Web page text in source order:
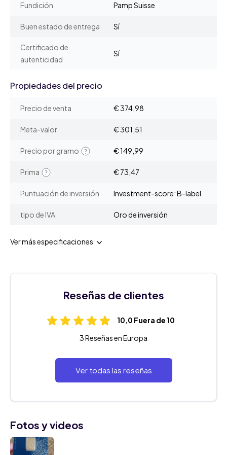
Fundición Pamp Suisse
Buen estado de entrega Sí
Certificado de
autenticidad
Sí
Propiedades del precio
Precio de venta € 374,98
Meta-valor € 301,51
Precio por gramo € 149,99
Prima € 73,47
Puntuación de inversión Investment-score: B-label
tipo de IVA Oro de inversión
Ver más especificaciones
Reseñas de clientes
10,0 Fuera de 10
3 Reseñas en Europa
Ver todas las reseñas
Fotos y videos